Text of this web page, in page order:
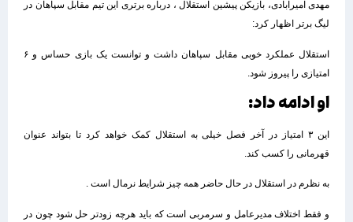
مهدی امیرآبادی، بازیکن پیشین استقلال ، درباره برتری این تیم مقابل سپاهان در
لیگ برتر اظهار کرد:
استقلال عملکرد خوبی مقابل سپاهان داشت و توانست یک بازی حساس و ۶
امتیازی را پیروز شود.
او ادامه داد:
این ۳ امتیاز در آخر فصل خیلی به استقلال کمک خواهد کرد تا بتواند عنوان
قهرمانی را کسب کند.
به نظرم در استقلال در حال حاضر همه چیز شرایط نرمال است .
و فقط اختلاف مدیرعامل و سرمربی است که باید هرچه زودتر حل شود چون در